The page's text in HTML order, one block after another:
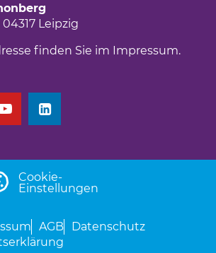
Leipzig
finden Sie im Impressum.
neuen Tab)
einen neuen Tab)
öffnet einen neuen Tab)
(Link öffnet einen neuen Tab)
Cookie-
Einstellungen
AGB
Datenschutz